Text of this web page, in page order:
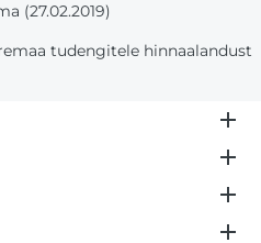
(27.02.2019)
tudengitele hinnaalandust